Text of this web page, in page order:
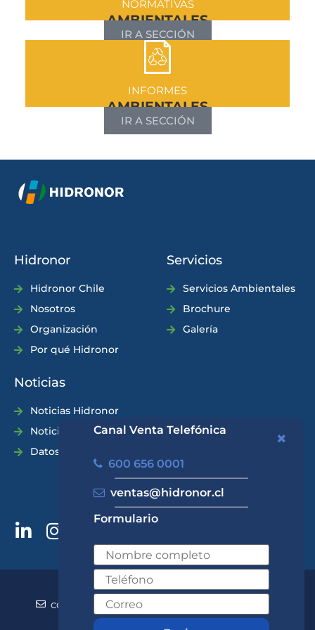
Canal Venta Telefónica
600 656 0001
ventas@hidronor.cl
Formulario
NORMATIVAS
AMBIENTALES
IR A SECCIÓN
INFORMES
AMBIENTALES
IR A SECCIÓN
Hidronor
Hidronor Chile
Nosotros
Organización
Por qué Hidronor
Servicios
Servicios Ambientales
Brochure
Galería
Noticias
Noticias Hidronor
Noticias Industria
Datos Prácticos
600 656 0001
+562 2570 5700
contacto@hidronor.cl